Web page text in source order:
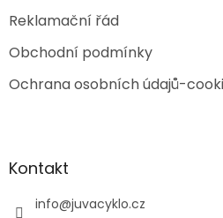
Reklamační řád
Obchodní podmínky
Ochrana osobních údajů-
Kontakt
info@juvacyklo.cz